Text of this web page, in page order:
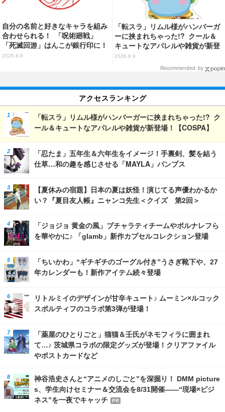
自分の名前と好きなキャラを組み
合わせられる！ 「呪術廻戦」
「死滅回游」はんこが銀行印に！
虎杖悠仁、乙骨憂太ら16キャラ追
2026.8.6
「転スラ」リムル様がハンバーガ
ーに挟まれちゃった!? クール＆
キュートなアパレルや雑貨が新登
場！【COSPA】
2026.8.9
Recommended by
アクセスランキング
「転スラ」リムル様がハンバーガーに挟まれちゃった!? ク
ール＆キュートなアパレルや雑貨が新登場！【COSPA】
「忍たま」五年生＆六年生をイメージ！手裏剣、髪を結う
仕草…和の趣を感じさせる「MAYLA」パンプス
【夏休みの宿題】日本の夏は妖怪！演じてる声優わかるか
い？『夏目友人帳』ニャンコ先生＜クイズ 第2回＞
「ジョジョ 黄金の風」ブチャラティチームやポルナレフら
を華やかに♪ 「glamb」新作カプセルコレクション登場
「ちいかわ」“ギチギチのゴーグル付き”うさぎ靴下や、27
年カレンダーも！新作アイテム続々登場
リトルミイのデザインが甘辛キュート♪ ムーミン×ルコック
スポルティフのコラボ第3弾が登場！
「薬屋のひとりごと」猫猫＆壬氏がネモフィラに囲まれ
て…♪ 茨城県コラボの限定グッズが登場！クリアファイル
やポストカードなど
神谷浩史さんと“アニメのしごと”を深掘り！ DMM picture
s、学生向けセミナー＆交流会を8/31開催――“現場×ビジ
ネス”を一夜でキャッチ
PR